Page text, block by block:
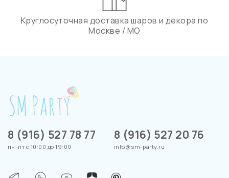
Круглосуточная доставка шаров и декора по
Москве / МО
8 (916) 527 78 77
пн-пт с 10:00 до 19:00
8 (916) 527 20 76
info@sm-party.ru